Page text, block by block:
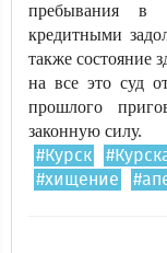
пребывания в
кредитными
также состояние
на все это суд
прошлого
законную силу.
#Курск
#хищение